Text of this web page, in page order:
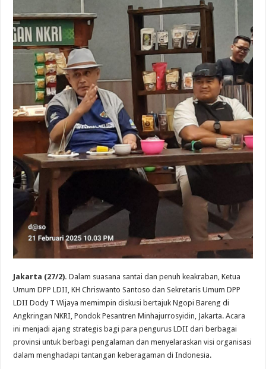
Jakarta (27/2). Dalam suasana santai dan penuh keakraban, Ketua
Umum DPP LDII, KH Chriswanto Santoso dan Sekretaris Umum DPP
LDII Dody T Wijaya memimpin diskusi bertajuk Ngopi Bareng di
Angkringan NKRI, Pondok Pesantren Minhajurrosyidin, Jakarta. Acara
ini menjadi ajang strategis bagi para pengurus LDII dari berbagai
provinsi untuk berbagi pengalaman dan menyelaraskan visi organisasi
dalam menghadapi tantangan keberagaman di Indonesia.